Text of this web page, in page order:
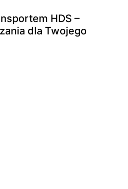
HDS –
dla Twojego